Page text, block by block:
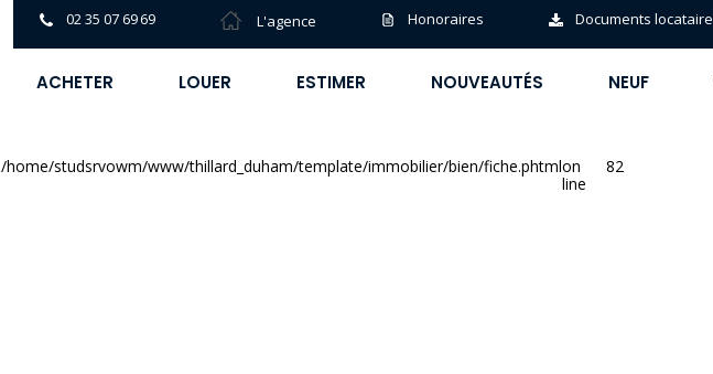
02 35 07 69 69 L'agence Honoraires Documents locataire
ACHETER LOUER ESTIMER NOUVEAUTÉS NEUF
/home/studsrvowm/www/thillard_duham/template/immobilier/bien/fiche.phtmlon
line
82